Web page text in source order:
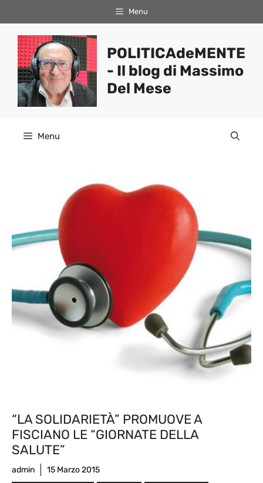
al
contenuto
Menu
POLITICAdeMENTE
- Il blog di Massimo
Del Mese
Menu
“LA SOLIDARIETÀ” PROMUOVE A
FISCIANO LE “GIORNATE DELLA
SALUTE”
admin 15 Marzo 2015